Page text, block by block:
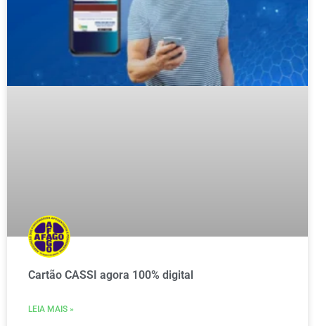
Cartão CASSI agora 100% digital
LEIA MAIS »